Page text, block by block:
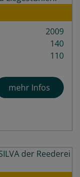
2009
140
110
mehr Infos